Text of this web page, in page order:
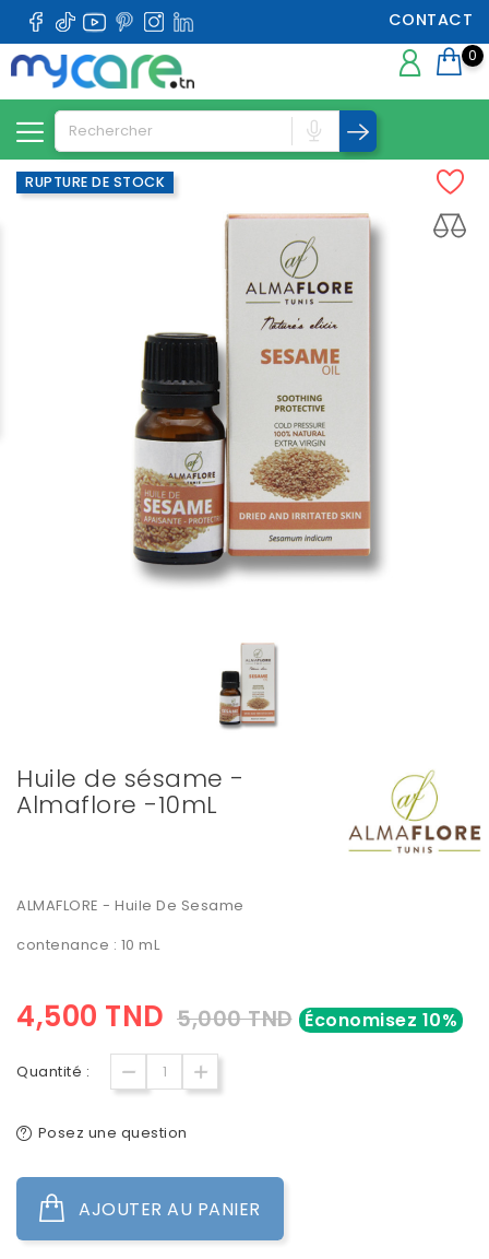
CONTACT
0
RUPTURE DE STOCK
Huile de sésame -
Almaflore -10mL
ALMAFLORE - Huile De Sesame
contenance : 10 mL
4,500 TND 5,000 TND Économisez 10%
Quantité :
Posez une question
AJOUTER AU PANIER